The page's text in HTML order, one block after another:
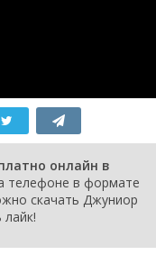
онлайн в
телефоне в формате
скачать Джуниор